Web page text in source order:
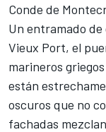
Conde de
Un entramado de
Vieux Port, el
marineros
están
oscuros que no
fachadas